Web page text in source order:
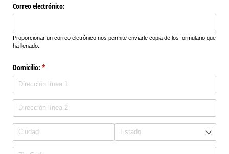
Correo electrónico:
Proporcionar un correo eletrónico nos permite enviarle copia de los formulario que
ha llenado.
Domicilio: *
(necesario)